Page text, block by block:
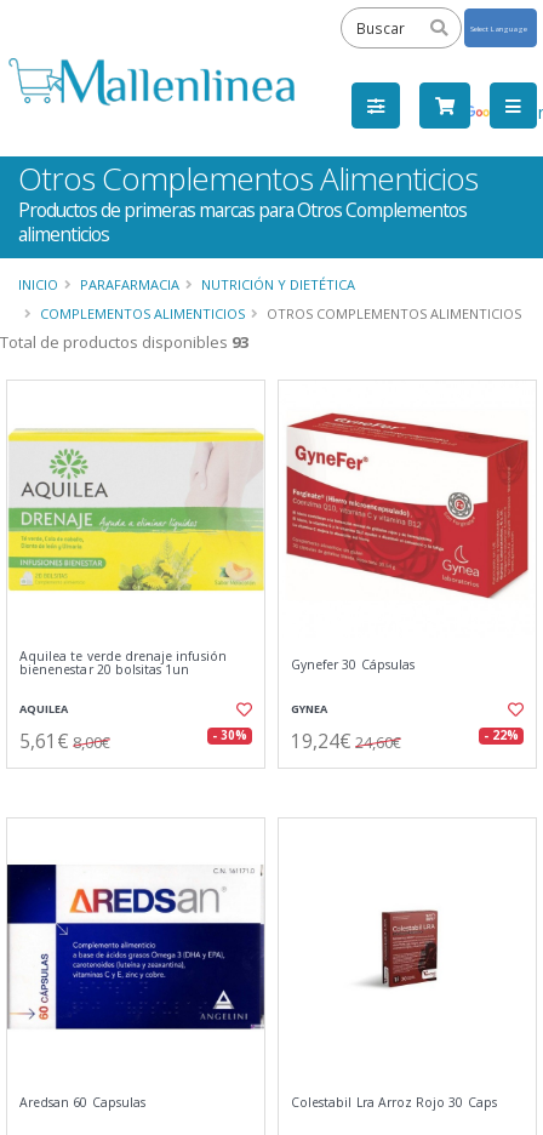
by
Otros Complementos Alimenticios
Productos de primeras marcas para Otros Complementos
alimenticios
INICIO PARAFARMACIA
NUTRICIÓN Y DIETÉTICA
COMPLEMENTOS ALIMENTICIOS
OTROS COMPLEMENTOS ALIMENTICIOS
Total de productos disponibles 93
Aquilea te verde drenaje infusión
bienenestar 20 bolsitas 1un
AQUILEA
5,61€ 8,00€ - 30%
Gynefer 30 Cápsulas
GYNEA
19,24€ 24,60€ - 22%
Aredsan 60 Capsulas Colestabil Lra Arroz Rojo 30 Caps